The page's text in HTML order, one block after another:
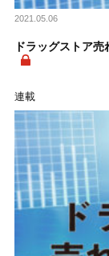
2021.05.06
ドラッグストア
連載